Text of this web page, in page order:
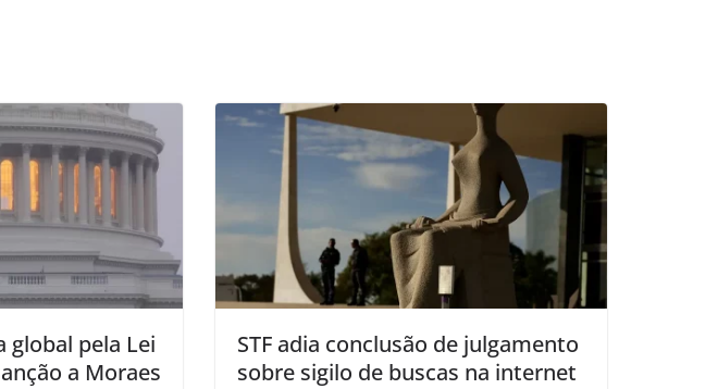
global pela Lei
a Moraes
STF adia conclusão de julgamento
sobre sigilo de buscas na internet